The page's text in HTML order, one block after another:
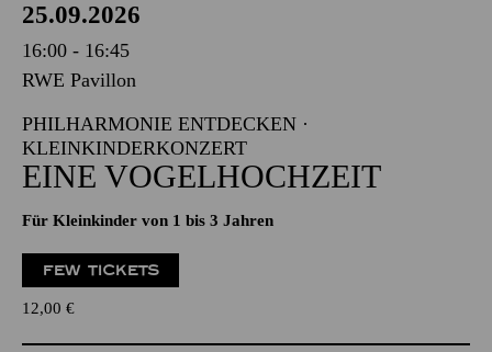
25.09.2026
16:00 - 16:45
RWE Pavillon
PHILHARMONIE ENTDECKEN ·
KLEINKINDERKONZERT
EINE VOGELHOCHZEIT
Für Kleinkinder von 1 bis 3 Jahren
FEW TICKETS
12,00 €